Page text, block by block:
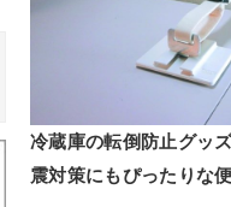
冷蔵庫の転倒防止グッ
震対策にもぴったりな